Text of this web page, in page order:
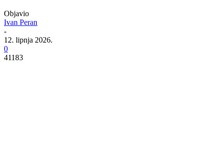
Objavio
Ivan Peran
-
12. lipnja 2026.
0
41183